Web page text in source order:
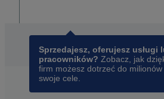
Sprzedajesz, oferujesz usługi
pracowników? Zobacz, jak
firm możesz dotrzeć do
swoje cele.